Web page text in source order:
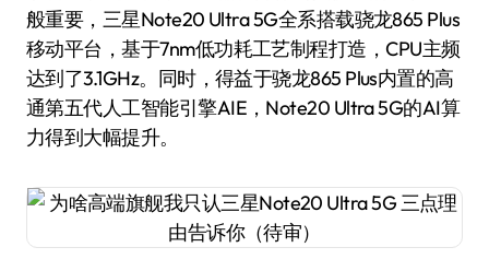
般重要，三星Note20 Ultra 5G全系搭载骁龙865 Plus
移动平台，基于7nm低功耗工艺制程打造，CPU主频
达到了3.1GHz。同时，得益于骁龙865 Plus内置的高
通第五代人工智能引擎AIE，Note20 Ultra 5G的AI算
力得到大幅提升。